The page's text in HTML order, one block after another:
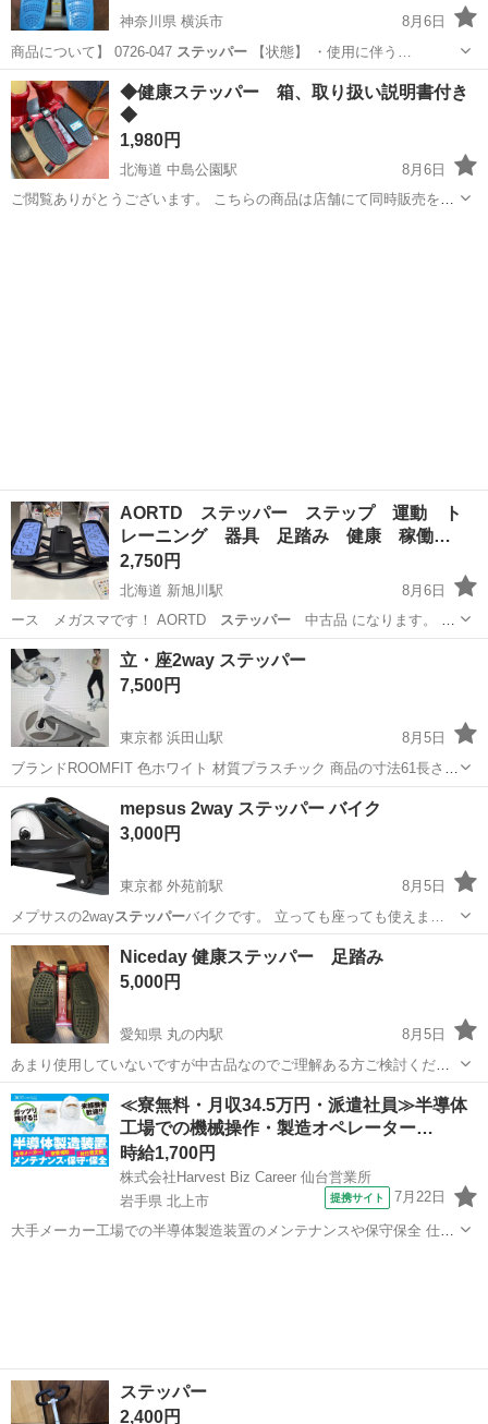
神奈川県 横浜市
8月6日
商品について】 0726-047 ステッパー 【状態】 ・使用に伴う…
神奈川 横浜市 フィットネス、トレーニング ステッパー
◆健康ステッパー 箱、取り扱い説明書付き
◆
1,980円
北海道 中島公園駅
8月6日
ご閲覧ありがとうございます。 こちらの商品は店舗にて同時販売をし
AORTD ステッパー ステップ 運動 ト
レーニング 器具 足踏み 健康 稼働…
2,750円
北海道 新旭川駅
8月6日
ース メガスマです！ AORTD ステッパー中古品 になります。 中
古のお品…
北海道 旭川市 新旭川駅 フィットネス、トレーニング
ステッパー
立・座2way ステッパー
7,500円
東京都 浜田山駅
8月5日
ブランドROOMFIT 色ホワイト 材質プラスチック 商品の寸法61長さ x
45幅 x 30高さ cm 商品の重量11 キログラム 重量制限100000 グラム
立っても座ってもできる2WAYバイク。 楕円モーションのため...
東京 フィットネス、トレーニング
mepsus 2way ステッパー バイク
3,000円
東京都 外苑前駅
8月5日
メプサスの2wayステッパーバイクです。 立っても座っても使えま…
東京 港区 外苑前駅 フィットネス、トレーニング
ステッパー
Niceday 健康ステッパー 足踏み
5,000円
愛知県 丸の内駅
8月5日
あまり使用していないですが中古品なのでご理解ある方ご検討くださ
い 早めに取りに来れる方優先にします
愛知 名古屋市 丸の内駅 フィットネス、トレーニング
≪寮無料・月収34.5万円・派遣社員≫半導体
工場での機械操作・製造オペレーター…
時給1,700円
株式会社Harvest Biz Career 仙台営業所
岩手県 北上市
提携サイト 7月22日
大手メーカー工場での半導体製造装置のメンテナンスや保守保全 仕事
ステッパー
2,400円